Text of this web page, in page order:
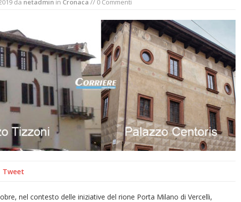
da netadmin in Cronaca // 0 Commenti
Tweet
nel contesto delle iniziative del rione Porta Milano di Vercelli,